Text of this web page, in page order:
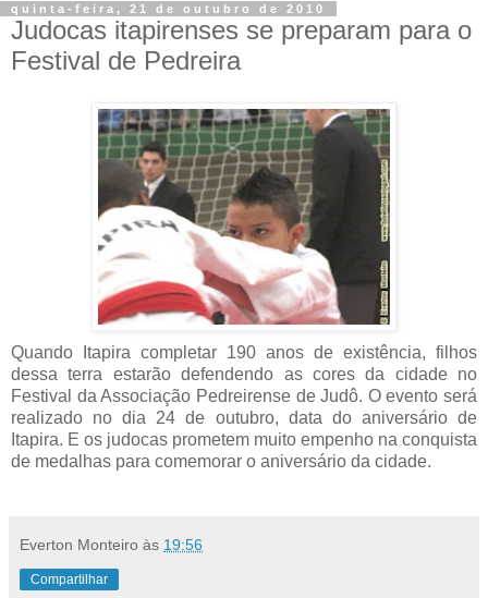
quinta-feira, 21 de outubro de 2010
Judocas itapirenses se preparam para o
Festival de Pedreira
Quando Itapira completar 190 anos de existência, filhos
dessa terra estarão defendendo as cores da cidade no
Festival da Associação Pedreirense de Judô. O evento será
realizado no dia 24 de outubro, data do aniversário de
Itapira. E os judocas prometem muito empenho na conquista
de medalhas para comemorar o aniversário da cidade.
Everton Monteiro às 19:56
Compartilhar